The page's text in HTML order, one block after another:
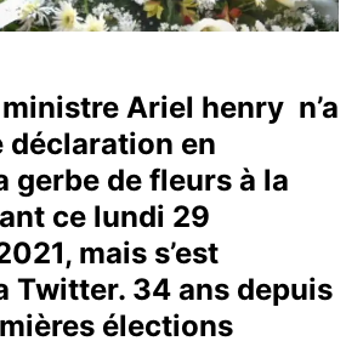
Ariel henry n’a
déclaration en
gerbe de fleurs à la
ce lundi 29
mais s’est
Twitter. 34 ans depuis
élections